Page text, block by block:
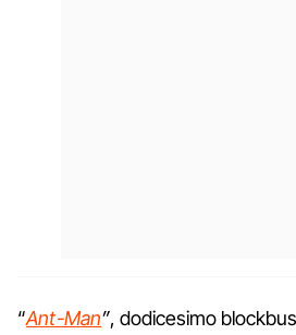
“Ant-Man”, dodicesimo